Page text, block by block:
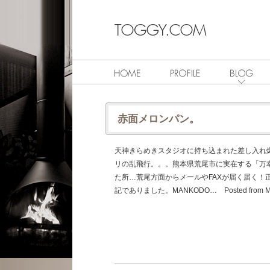
赤面メロンパン。
天神きらめきスタジオに持ち込まれた差し入
リの乱飛行。。。熊本県荒尾市に実在する「
た所…荒尾方面からメールやFAXが届く届く！
記でありました。MANKODO… Posted from